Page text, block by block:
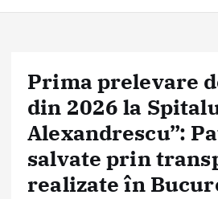
Prima prelevare
din 2026 la
Alexandrescu”:
salvate prin
realizate în